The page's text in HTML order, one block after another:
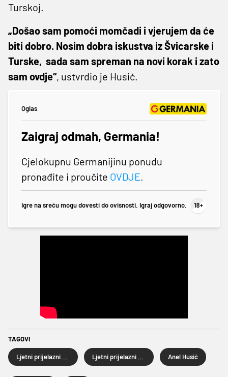
Turskoj.
„Došao sam pomoći momčadi i vjerujem da će
biti dobro. Nosim dobra iskustva iz Švicarske i
Turske, sada sam spreman na novi korak i zato
sam ovdje“, ustvrdio je Husić.
Oglas
Zaigraj odmah, Germania!
Cjelokupnu Germanijinu ponudu
pronađite i proučite OVDJE.
Igre na sreću mogu dovesti do ovisnosti. Igraj odgovorno.
TAGOVI
Anel Husić